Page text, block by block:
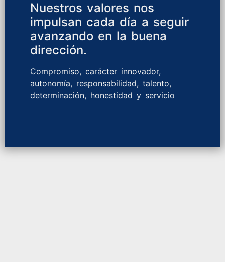
Nuestros valores nos
impulsan cada día a seguir
avanzando en la buena
dirección.
Compromiso, carácter innovador,
autonomía, responsabilidad, talento,
determinación, honestidad y servicio